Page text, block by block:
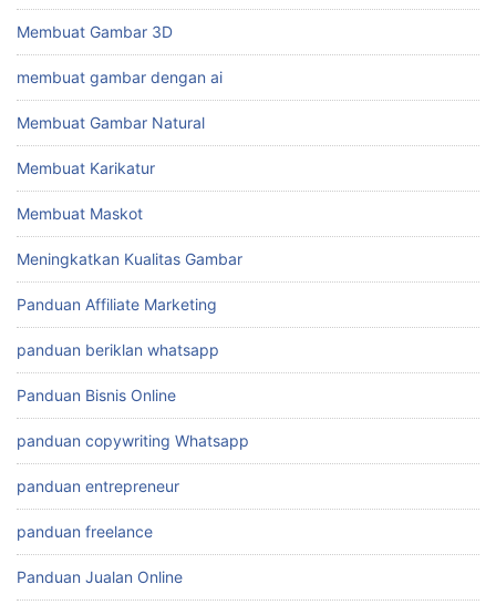
Membuat Gambar 3D
membuat gambar dengan ai
Membuat Gambar Natural
Membuat Karikatur
Membuat Maskot
Meningkatkan Kualitas Gambar
Panduan Affiliate Marketing
panduan beriklan whatsapp
Panduan Bisnis Online
panduan copywriting Whatsapp
panduan entrepreneur
panduan freelance
Panduan Jualan Online